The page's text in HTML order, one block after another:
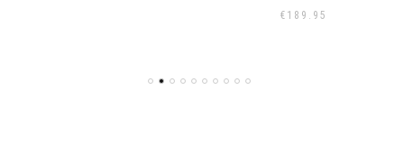
€ 189.95